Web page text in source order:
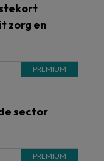
zorg en
sector